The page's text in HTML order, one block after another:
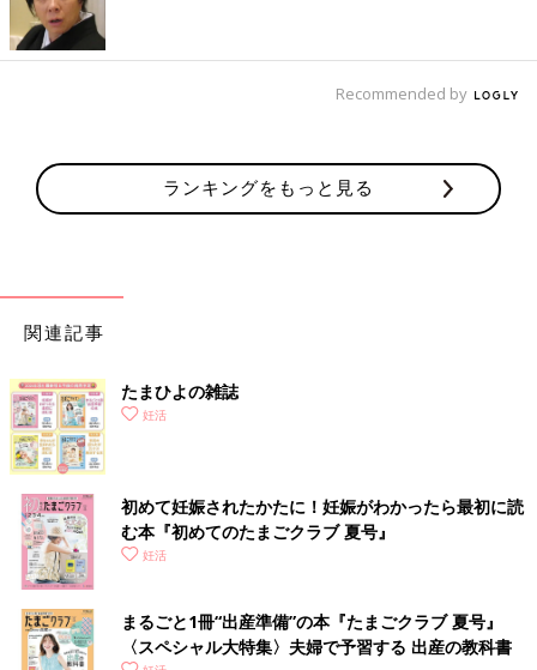
Recommended by
ランキングをもっと見る
関連記事
たまひよの雑誌
妊活
初めて妊娠されたかたに！妊娠がわかったら最初に読
む本『初めてのたまごクラブ 夏号』
妊活
まるごと1冊“出産準備”の本『たまごクラブ 夏号』
〈スペシャル大特集〉夫婦で予習する 出産の教科書